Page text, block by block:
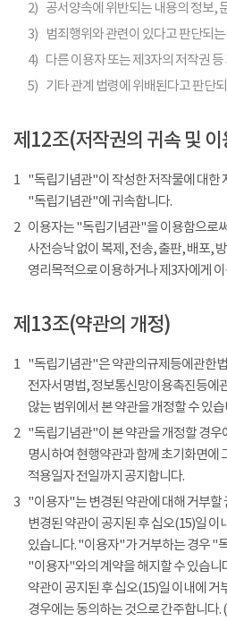
2) 공서양속에 위반되는 내용의 정보,
3)
범죄행위와 관련이 있다고 판단되
4) 다른 이용자 또는 제3자의 저작권
5) 기타 관계 법령에 위배된다고 판단
제12조(저작권의 귀속 및
1 "독립기념관"이 작성한 저작물에 대한
"독립기념관"에 귀속합니다.
2 이용자는 "독립기념관"을 이용함으로
사전승낙 없이 복제, 전송, 출판, 배포,
영리목적으로 이용하거나 제3자에게
제13조(약관의 개정)
1 "독립기념관"은 약관의규제등에관한
전자서명법, 정보통신망이용촉진등에
않는 범위에서 본 약관을 개정할 수 있습
2 "독립기념관"이 본 약관을 개정할 경우
명시하여 현행약관과 함께 초기화면에
적용일자 전일까지 공지합니다.
3 "이용자"는 변경된 약관에 대해 거부
변경된 약관이 공지된 후 십오(15)일 이
있습니다. "이용자"가 거부하는 경우 "
"이용자"와의 계약을 해지할 수 있습니
약관이 공지된 후 십오(15)일 이내에 거
경우에는 동의하는 것으로 간주합니다.